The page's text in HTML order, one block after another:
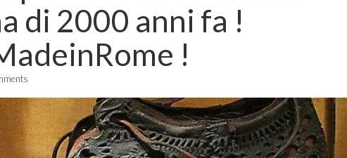
di 2000 anni fa !
!